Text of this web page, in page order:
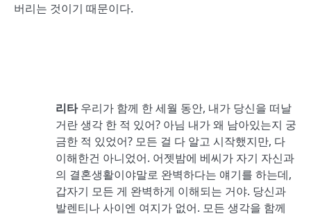
버리는 것이기 때문이다.
리타우리가 함께 한 세월 동안, 내가 당신을 떠날
거란 생각 한 적 있어? 아님 내가 왜 남아있는지 궁
금한 적 있었어? 모든 걸 다 알고 시작했지만, 다
이해한건 아니었어. 어젯밤에 베씨가 자기 자신과
의 결혼생활이야말로 완벽하다는 얘기를 하는데,
갑자기 모든 게 완벽하게 이해되는 거야. 당신과
발렌티나 사이엔 여지가 없어. 모든 생각을 함께